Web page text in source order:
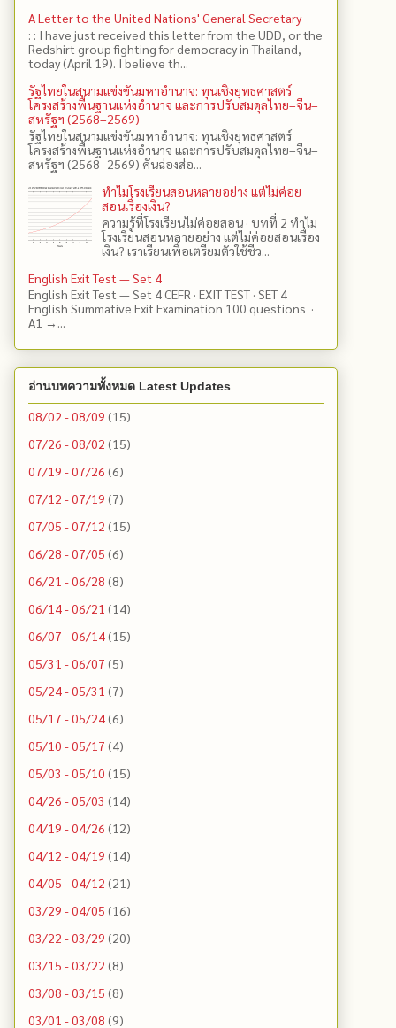
A Letter to the United Nations' General Secretary
: : I have just received this letter from the UDD, or the
Redshirt group fighting for democracy in Thailand,
today (April 19). I believe th...
รัฐไทยในสนามแข่งขันมหาอำนาจ: ทุนเชิงยุทธศาสตร์
โครงสร้างพื้นฐานแห่งอำนาจ และการปรับสมดุลไทย–จีน–
สหรัฐฯ (2568–2569)
รัฐไทยในสนามแข่งขันมหาอำนาจ: ทุนเชิงยุทธศาสตร์
โครงสร้างพื้นฐานแห่งอำนาจ และการปรับสมดุลไทย–จีน–
สหรัฐฯ (2568–2569) คันฉ่องส่อ...
ทำไมโรงเรียนสอนหลายอย่าง แต่ไม่ค่อย
สอนเรื่องเงิน?
ความรู้ที่โรงเรียนไม่ค่อยสอน · บทที่ 2 ทำไม
โรงเรียนสอนหลายอย่าง แต่ไม่ค่อยสอนเรื่อง
เงิน? เราเรียนเพื่อเตรียมตัวใช้ชีว...
English Exit Test — Set 4
English Exit Test — Set 4 CEFR · EXIT TEST · SET 4
English Summative Exit Examination 100 questions ·
A1 →...
อ่านบทความทั้งหมด Latest Updates
08/02 - 08/09 (15)
07/26 - 08/02 (15)
07/19 - 07/26 (6)
07/12 - 07/19 (7)
07/05 - 07/12 (15)
06/28 - 07/05 (6)
06/21 - 06/28 (8)
06/14 - 06/21 (14)
06/07 - 06/14(15)
05/31 - 06/07 (5)
05/24 - 05/31 (7)
05/17 - 05/24(6)
05/10 - 05/17 (4)
05/03 - 05/10 (15)
04/26 - 05/03 (14)
04/19 - 04/26 (12)
04/12 - 04/19 (14)
04/05 - 04/12 (21)
03/29 - 04/05 (16)
03/22 - 03/29 (20)
03/15 - 03/22 (8)
03/08 - 03/15 (8)
03/01 - 03/08 (9)